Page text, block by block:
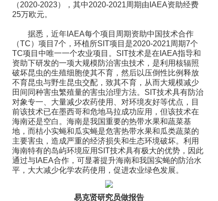
（2020-2023），其中2020-2021周期由IAEA资助经费
25万欧元。
据悉，近年IAEA每个项目周期资助中国技术合作
（TC）项目7个，环植所SIT项目是2020-2021周期7个
TC项目中唯一一个农业项目。SIT技术是在IAEA指导和
资助下研发的一项大规模防治害虫技术，是利用核辐照
破坏昆虫的生殖细胞使其不育，然后以压倒性比例释放
不育昆虫与野生昆虫交配，致其不育，从而大规模减少
田间同种害虫繁殖量的害虫治理方法。SIT技术具有防治
对象专一、大量减少农药使用、对环境友好等优点，目
前该技术已在墨西哥和危地马拉成功应用，但该技术在
海南还是空白。海南是我国重要的热带水果和蔬菜基
地，而桔小实蝇和瓜实蝇是危害热带水果和瓜类蔬菜的
主要害虫，造成严重的经济损失和生态环境破坏。利用
海南特有的岛屿环境应用SIT技术具有极大的优势，因此
通过与IAEA合作，可显著提升海南和我国实蝇的防治水
平，大大减少化学农药使用，促进农业绿色发展。
易克贤研究员做报告